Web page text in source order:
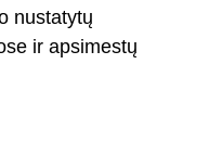
nustatytų
ir apsimestų